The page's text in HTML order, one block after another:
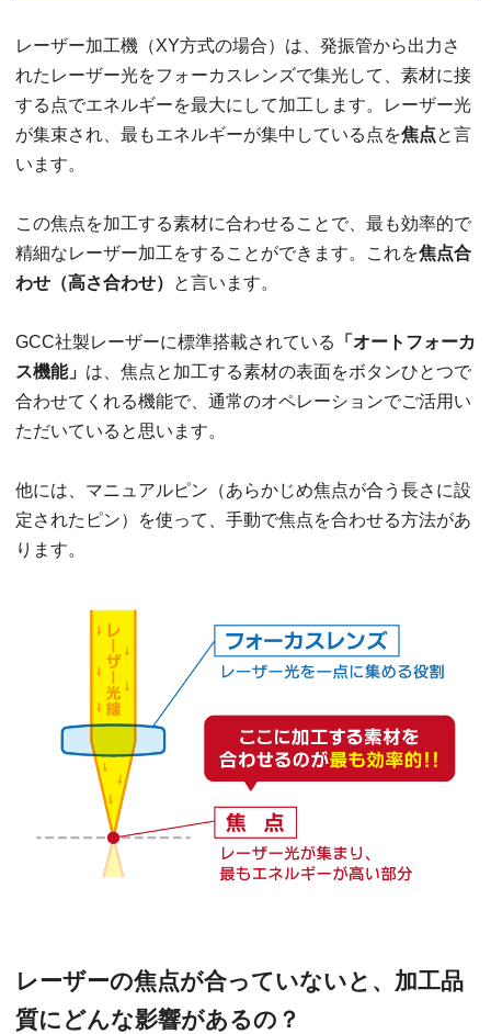
レーザー加工機（XY方式の場合）は、発振管から出力さ
れたレーザー光をフォーカスレンズで集光して、素材に接
する点でエネルギーを最大にして加工します。レーザー光
が集束され、最もエネルギーが集中している点を焦点と言
います。
この焦点を加工する素材に合わせることで、最も効率的で
精細なレーザー加工をすることができます。これを焦点合
わせ（高さ合わせ）
と言います。
GCC社製レーザーに標準搭載されている
「オートフォーカ
ス機能」 は、焦点と加工する素材の表面をボタンひとつで
合わせてくれる機能で、通常のオペレーションでご活用い
ただいていると思います。
他には、マニュアルピン（あらかじめ焦点が合う長さに設
定されたピン）を使って、手動で焦点を合わせる方法があ
ります。
レーザーの焦点が合っていないと、加工品
質にどんな影響があるの？